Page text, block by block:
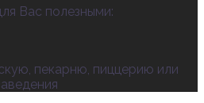
Вас полезными:
пекарню, пиццерию или